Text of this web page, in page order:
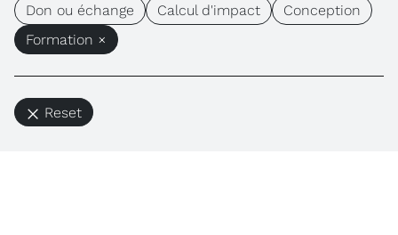
Don ou échange Calcul d'impact
Conception
Formation ×
Reset